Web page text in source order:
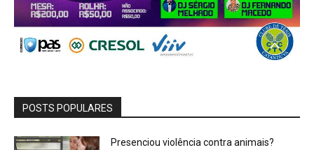
POSTS POPULARES
Presenciou violência contra animais?